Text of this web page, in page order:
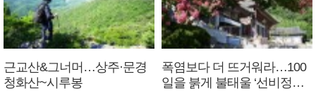
근교산&그너머…상주·문경
청화산~시루봉
폭염보다 더 뜨거워라…100
일을 붉게 불태울 ‘선비정신’